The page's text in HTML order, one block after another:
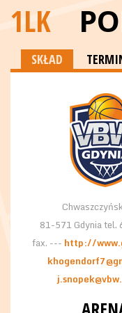
1LK
SKŁAD
81-571 Gdynia tel.
fax. --- http://